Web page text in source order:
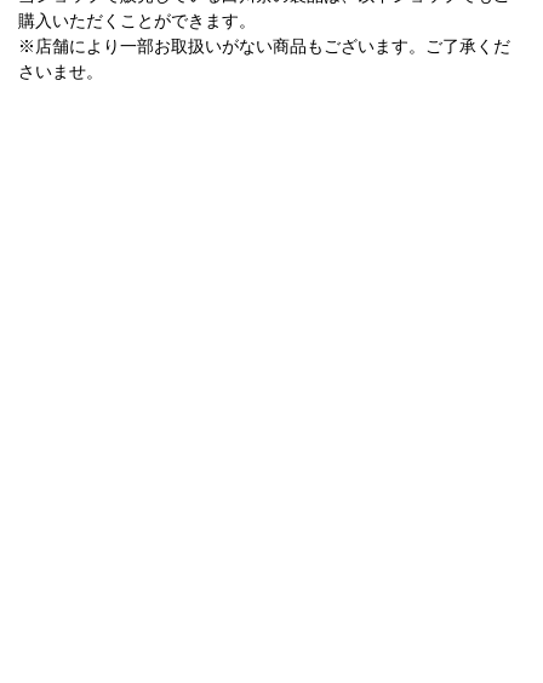
購入いただくことができます。
※店舗により一部お取扱いがない商品もございます。ご了承くだ
さいませ。